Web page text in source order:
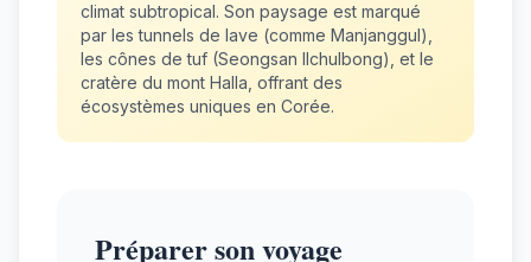
climat subtropical. Son paysage est marqué
par les tunnels de lave (comme Manjanggul),
les cônes de tuf (Seongsan Ilchulbong), et le
cratère du mont Halla, offrant des
écosystèmes uniques en Corée.
Préparer son voyage